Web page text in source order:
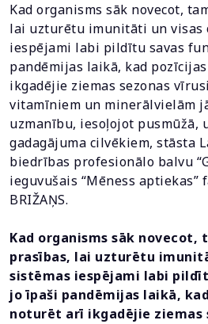
Kad organisms sāk novecot,
lai uzturētu imunitāti un visas
iespējami labi pildītu savas
pandēmijas laikā, kad
ikgadējie ziemas sezonas
vitamīniem un minerālvielām
uzmanību, iesoļojot pusmūžā,
gadagājuma cilvēkiem, stāsta
biedrības profesionālo balvu
ieguvušais “Mēness aptiekas”
BRIŽAŅS.
Kad organisms sāk novecot,
prasības, lai uzturētu
sistēmas iespējami labi
jo īpaši pandēmijas laikā,
noturēt arī ikgadējie ziemas